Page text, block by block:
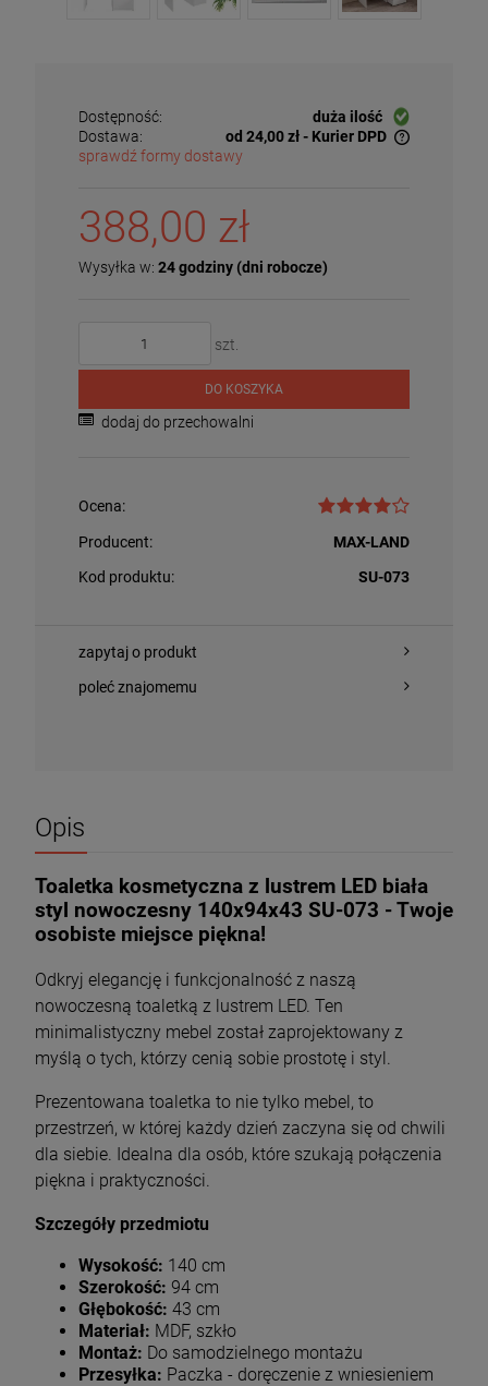
Dostępność:
duża ilość
Dostawa:
od 24,00 zł- Kurier DPD
Cena nie zawiera ewentualnych kosztów płatności
sprawdź formy dostawy
388,00 zł
Wysyłka w: 24 godziny (dni robocze)
szt.
DO KOSZYKA
dodaj do przechowalni
Ocena:
Producent:
MAX-LAND
Kod produktu:
SU-073
zapytaj o produkt
poleć znajomemu
Opis
Toaletka kosmetyczna z lustrem LED biała
styl nowoczesny 140x94x43 SU-073 - Twoje
osobiste miejsce piękna!
Odkryj elegancję i funkcjonalność z naszą
nowoczesną toaletką z lustrem LED. Ten
minimalistyczny mebel został zaprojektowany z
myślą o tych, którzy cenią sobie prostotę i styl.
Prezentowana toaletka to nie tylko mebel, to
przestrzeń, w której każdy dzień zaczyna się od chwili
dla siebie. Idealna dla osób, które szukają połączenia
piękna i praktyczności.
Szczegóły przedmiotu
Wysokość: 140 cm
Szerokość: 94 cm
Głębokość: 43 cm
Materiał: MDF, szkło
Montaż: Do samodzielnego montażu
Przesyłka: Paczka - doręczenie z wniesieniem